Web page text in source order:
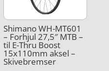
Shimano WH-MT601
– Forhjul 27,5″ MTB –
til E-Thru Boost
15x110mm aksel –
Skivebremser